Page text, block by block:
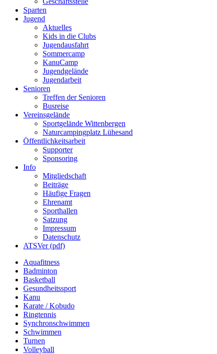
Sparten
Jugend
Aktuelles
Kids in die Clubs
Jugendausfahrt
Sommercamp
KanuCamp
Jugendgelände
Jugendarbeit
Senioren
Treffen der Senioren
Busreise
Vereinsgelände
Sportgelände Wittenbergen
Naturcampingplatz Lühesand
Öffentlichkeitsarbeit
Supporter
Sponsoring
Info
Mitgliedschaft
Beiträge
Häufige Fragen
Ehrenamt
Sporthallen
Satzung
Impressum
Datenschutz
ATSVer (pdf)
Aquafitness
Badminton
Basketball
Gesundheitssport
Kanu
Karate / Kobudo
Ringtennis
Synchronschwimmen
Schwimmen
Turnen
Volleyball